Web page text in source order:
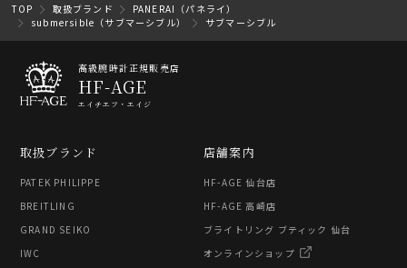
TOP 取扱ブランド
PANERAI（パネライ）
submersible（サブマーシブル）
サブマーシブル
高級腕時計正規販売店
HF-AGE
エイチエフ・エイジ
取扱ブランド
PATEK PHILIPPE
BREITLING
GRAND SEIKO
IWC
店舗案内
HF-AGE 仙台店
HF-AGE 高崎店
ブライトリング ブティック 仙台
オンラインショップ